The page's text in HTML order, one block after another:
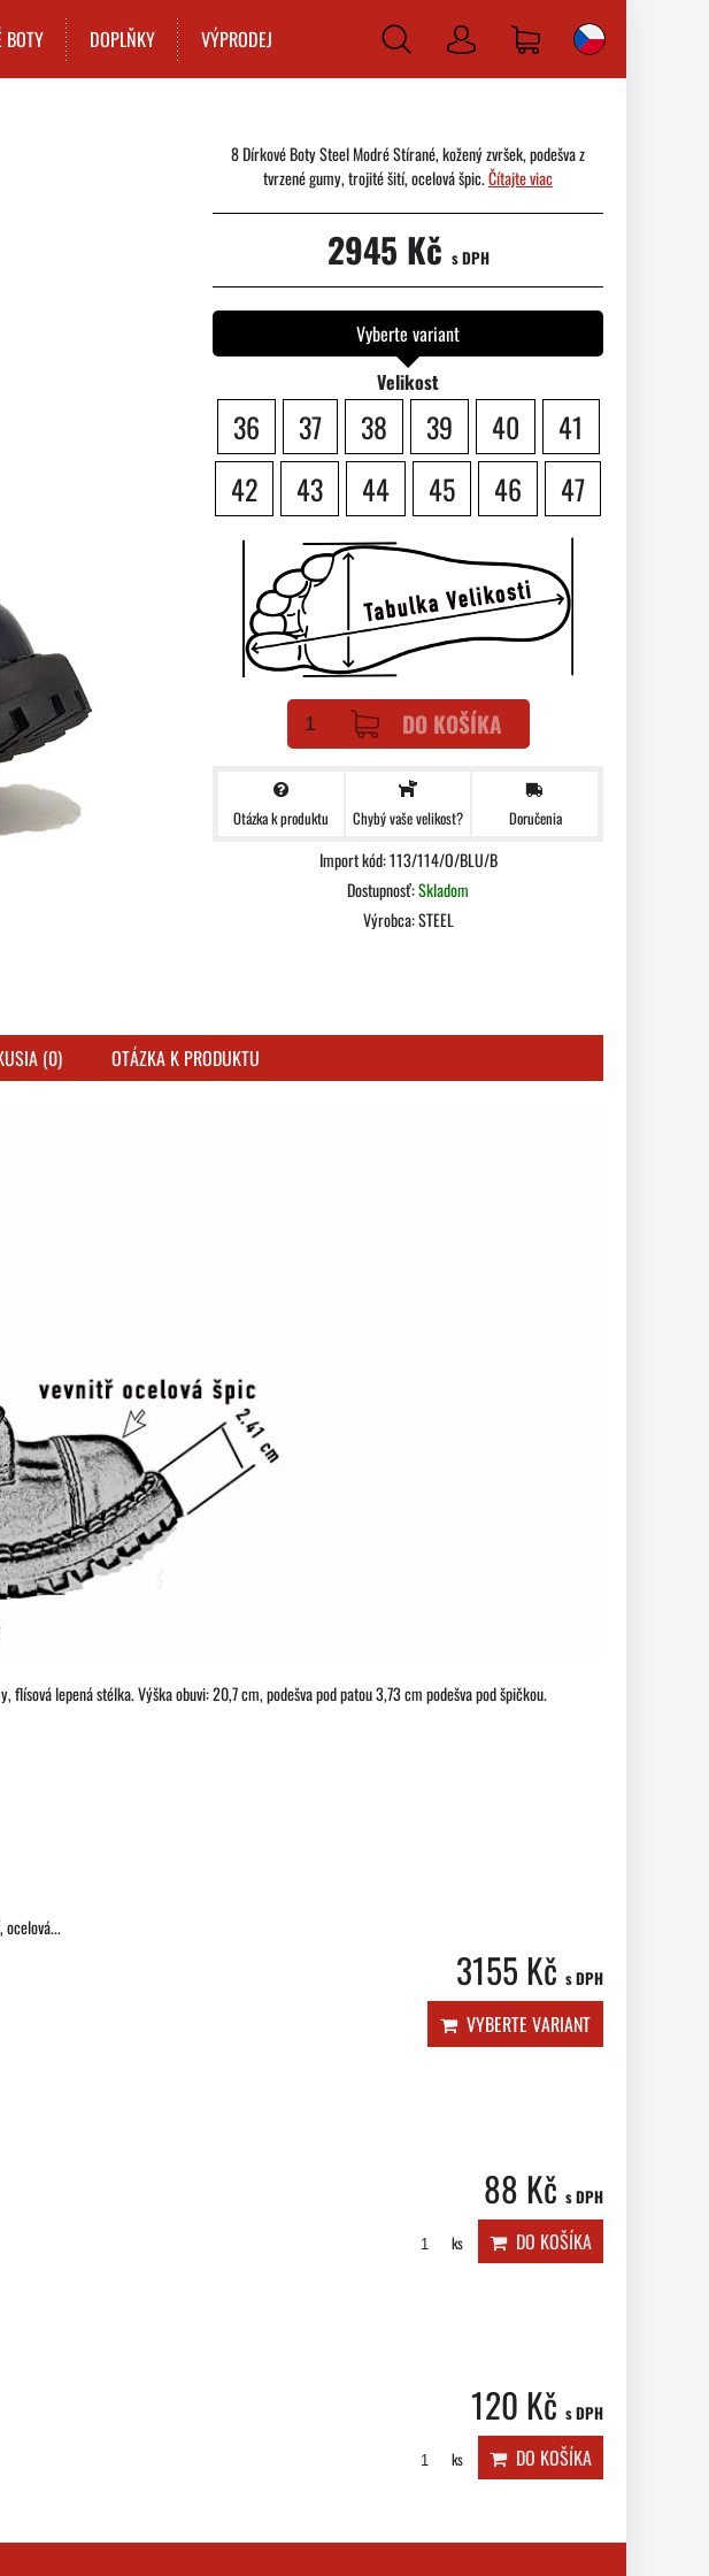
BOTY DOPLŇKY VÝPRODEJ
Prihlásiť
8 Dírkové Boty Steel Modré Stírané, kožený zvršek, podešva z
tvrzené gumy, trojité šití, ocelová špic.Čítajte viac
2945 Kč s DPH
Vyberte variant
Velikost
36 37 38 39 40
41
42
43 44 45 46 47
DO KOŠÍKA
Otázka k produktu Chybý vaše velikost? Doručenia
Import kód: 113/114/O/BLU/B
Dostupnosť:Skladom
Výrobca:STEEL
(0) OTÁZKA K PRODUKTU
lepená stélka. Výška obuvi: 20,7 cm, podešva pod patou 3,73 cm podešva pod špičkou.
ocelová...
3155 Kč s DPH
VYBERTE VARIANT
88 Kč s DPH
ks DO KOŠÍKA
120 Kč s DPH
ks DO KOŠÍKA